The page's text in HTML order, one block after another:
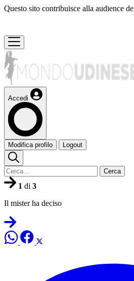
Questo sito contribuisce alla audience de
Accedi
Modifica profilo Logout
Cerca
1 di 3
Il mister ha deciso